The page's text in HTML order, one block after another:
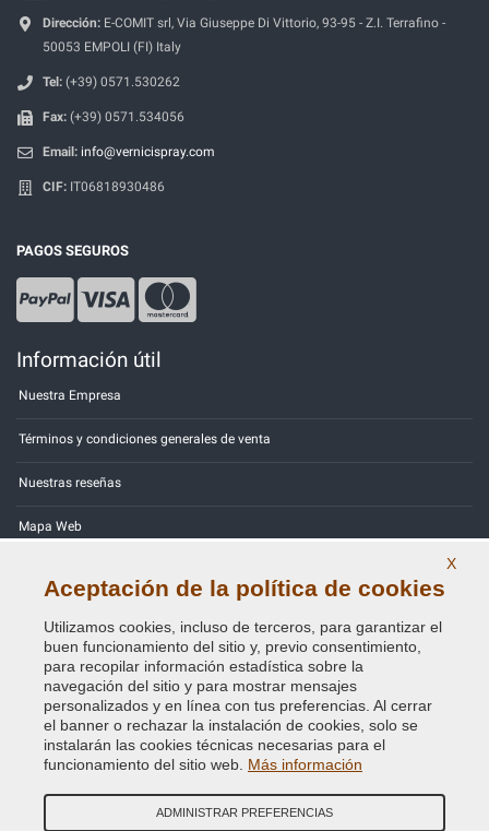
Dirección: E-COMIT srl, Via Giuseppe Di Vittorio, 93-95 - Z.I. Terrafino -
50053 EMPOLI (FI) Italy
Tel: (+39) 0571.530262
Fax: (+39) 0571.534056
Email: info@vernicispray.com
CIF: IT06818930486
PAGOS SEGUROS
Información útil
Nuestra Empresa
Términos y condiciones generales de venta
Nuestras reseñas
Mapa Web
Política de Privacidad - RGPD
Copyright © 2014 - 2026. All Rights Reserved.
X
Aceptación de la política de cookies
Utilizamos cookies, incluso de terceros, para garantizar el
buen funcionamiento del sitio y, previo consentimiento,
para recopilar información estadística sobre la
navegación del sitio y para mostrar mensajes
personalizados y en línea con tus preferencias. Al cerrar
el banner o rechazar la instalación de cookies, solo se
instalarán las cookies técnicas necesarias para el
funcionamiento del sitio web. Más información
ADMINISTRAR PREFERENCIAS